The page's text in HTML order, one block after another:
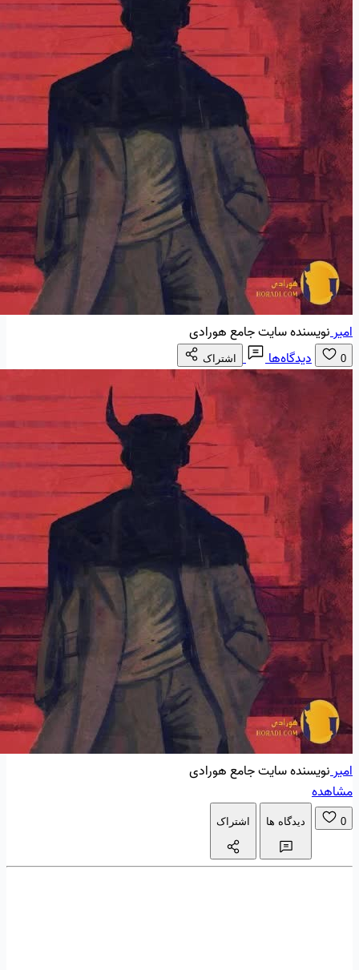
امیرنویسنده سایت جامع هورادی
0 دیدگاه‌ها اشتراک
امیرنویسنده سایت جامع هورادی
مشاهده
0 دیدگاه ها اشتراک